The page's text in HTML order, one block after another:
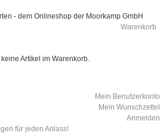
- dem Onlineshop der Moorkamp GmbH
Warenkorb
Artikel im Warenkorb.
Mein Benutzerkonto
Mein Wunschzettel
Anmelden